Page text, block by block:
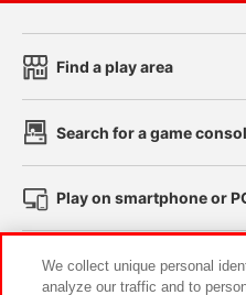
Find a play area
Search for a game
Play on smartphone or
Events and Campaigns
We collect unique personal
analyze our traffic and to